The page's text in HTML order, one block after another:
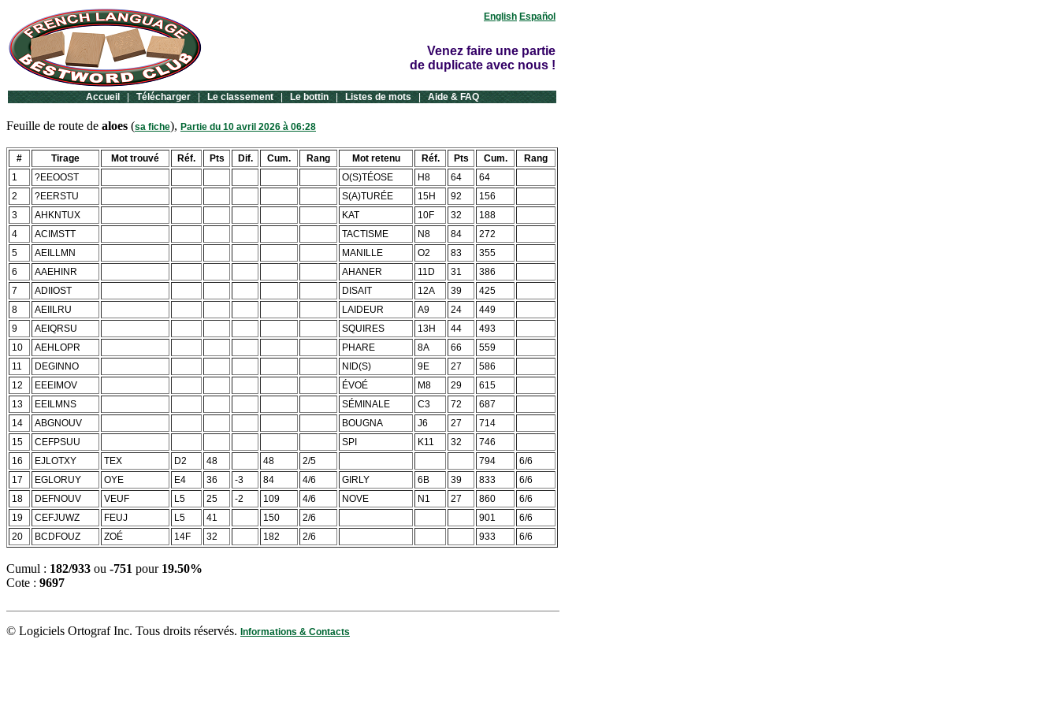
English Español
Venez faire une partie
de duplicate avec nous !
Accueil | Télécharger | Le classement | Le bottin | Listes de mots | Aide & FAQ
Feuille de route de aloes (sa fiche), Partie du 10 avril 2026 à 06:28
# Tirage Mot trouvé Réf. Pts Dif. Cum. Rang Mot retenu Réf. Pts Cum.
Rang
1
?EEOOST O(S)TÉOSE H8 64
64
2
?EERSTU S(A)TURÉE 15H 92
156
3
AHKNTUX KAT 10F 32
188
4
ACIMSTT TACTISME N8 84
272
5
AEILLMN MANILLE O2 83
355
6
AAEHINR AHANER 11D 31
386
7
ADIIOST DISAIT 12A 39
425
8
AEIILRU LAIDEUR A9 24
449
9
AEIQRSU SQUIRES 13H 44
493
10
AEHLOPR PHARE 8A 66
559
11
DEGINNO NID(S) 9E 27
586
12
EEEIMOV ÉVOÉ M8 29
615
13
EEILMNS SÉMINALE C3 72
687
14
ABGNOUV BOUGNA J6 27
714
15
CEFPSUU SPI K11 32
746
16
EJLOTXY TEX D2 48 48 2/5 794
6/6
17
EGLORUY OYE E4 36 -3 84 4/6 GIRLY 6B 39 833
6/6
18
DEFNOUV VEUF L5 25 -2 109 4/6 NOVE N1 27 860
6/6
19
CEFJUWZ FEUJ L5 41 150 2/6 901
6/6
20
BCDFOUZ ZOÉ 14F 32 182 2/6 933 6/6
Cumul : 182/933 ou -751 pour 19.50%
Cote : 9697
© Logiciels Ortograf Inc. Tous droits réservés. Informations & Contacts